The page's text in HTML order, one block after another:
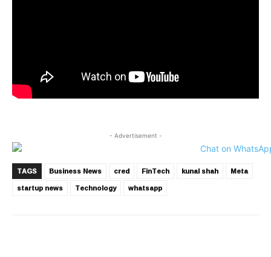
- Advertisement -
TAGS Business News cred FinTech kunal shah
Meta
startup news
Technology whatsapp